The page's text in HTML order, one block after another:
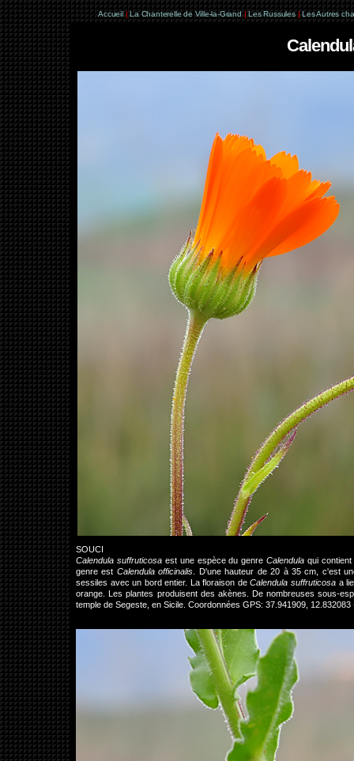
Accueil | La Chanterelle de Ville-la-Grand | Les Russules | Les Autres
SOUCI
Calendula suffruticosaest une espèce du genreCalendula qui
genre est Calendula officinalis . D'une hauteur de 20 à 35 cm, c'est
sessiles avec un bord entier. La floraison deCalendula suffruticosa a
orange. Les plantes produisent des akènes. De nombreuses sous-
temple de Segeste, en Sicile. Coordonnées GPS: 37.941909,